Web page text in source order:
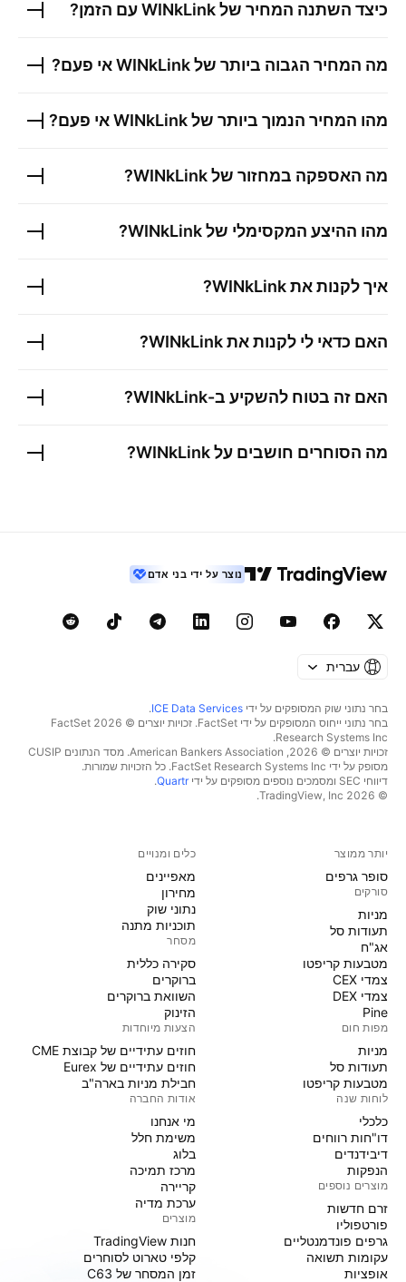
כיצד השתנה המחיר שלWINkLinkעם הזמן?
מה המחיר הגבוה ביותר שלWINkLinkאי פעם?
מהו המחיר הנמוך ביותר שלWINkLinkאי פעם?
מה האספקה במחזור שלWINkLink
?
מהו ההיצע המקסימלי שלWINkLink
?
איך לקנות אתWINkLink
?
האם כדאי לי לקנות אתWINkLink
?
האם זה בטוח להשקיע ב-WINkLink
?
מה הסוחרים חושבים עלWINkLink
?
נוצר על ידי בני אדם
עברית
בחר נתוני שוק המסופקים על ידי ICE Data Services
.
בחר נתוני ייחוס המסופקים על ידי FactSet. זכויות יוצרים © 2026 ‏FactSet
Research Systems Inc.‏
זכויות יוצרים © 2026, ‏American Bankers Association. מסד הנתונים CUSIP
מסופק על ידי FactSet Research Systems Inc. כל הזכויות שמורות.
דיווחי SEC ומסמכים נוספים מסופקים על ידי
Quartr
.
© 2026 ‏TradingView, Inc.‏
יותר ממוצר
סופר גרפים
סורקים
מניות‏
תעודות סל
אג"ח
מטבעות קריפטו
צמדי CEX
צמדי DEX
Pine
מפות חום
מניות‏
תעודות סל
מטבעות קריפטו
לוחות שנה
כלכלי
דו"חות רווחים
דיבידנדים
הנפקות
מוצרים נוספים
זרם חדשות
פורטפוליו
גרפים פונדמנטליים
עקומות תשואה
אופציות
כלים ומנויים
מאפיינים
מחירון
נתוני שוק
תוכניות מתנה
מסחר
סקירה כללית
ברוקרים
השוואת ברוקרים
הזינוק
הצעות מיוחדות
חוזים עתידיים של קבוצת CME
חוזים עתידיים של Eurex
חבילת מניות בארה"ב
אודות החברה
מי אנחנו
משימת חלל
בלוג
מרכז תמיכה
קריירה
ערכת מדיה
מוצרים
חנות TradingView
קלפי טארוט לסוחרים
זמן המסחר של C63